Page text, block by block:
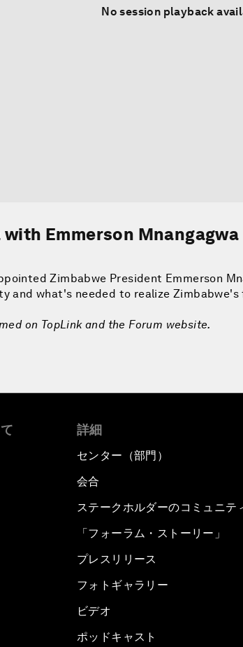
No session playback
Emmerson Mnangagwa
Zimbabwe President Emmerson
and what's needed to realize
on TopLink and the Forum website.
詳細
センター（部門）
会合
ステークホルダーのコミュニテ
「フォーラム・ストーリー」
プレスリリース
フォトギャラリー
ビデオ
ポッドキャスト